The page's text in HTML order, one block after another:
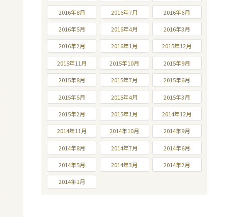
2016年8月 2016年7月 2016年6月
2016年5月 2016年4月 2016年3月
2016年2月 2016年1月 2015年12月
2015年11月 2015年10月 2015年9月
2015年8月 2015年7月 2015年6月
2015年5月 2015年4月 2015年3月
2015年2月 2015年1月 2014年12月
2014年11月 2014年10月 2014年9月
2014年8月 2014年7月 2014年6月
2014年5月 2014年3月 2014年2月
2014年1月